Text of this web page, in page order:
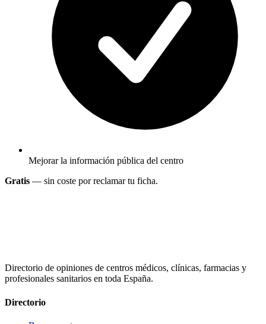
Mejorar la información pública del centro
Gratis — sin coste por reclamar tu ficha.
Directorio de opiniones de centros médicos, clínicas, farmacias y
profesionales sanitarios en toda España.
Directorio